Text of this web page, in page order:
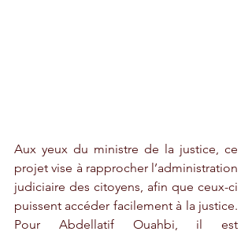
Aux yeux du ministre de la justice, ce
projet vise à rapprocher l’administration
judiciaire des citoyens, afin que ceux-ci
puissent accéder facilement à la justice.
Pour Abdellatif Ouahbi, il est